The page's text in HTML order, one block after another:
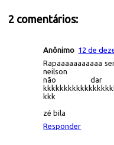
2 comentários:
Anônimo 12 de
Rapaaaaaaaaaaa
neilson
não
kkk
zé bila
Responder